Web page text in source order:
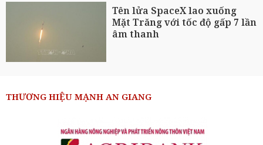
Tên lửa SpaceX lao xuống
Mặt Trăng với tốc độ gấp 7 lần
âm thanh
THƯƠNG HIỆU MẠNH AN GIANG